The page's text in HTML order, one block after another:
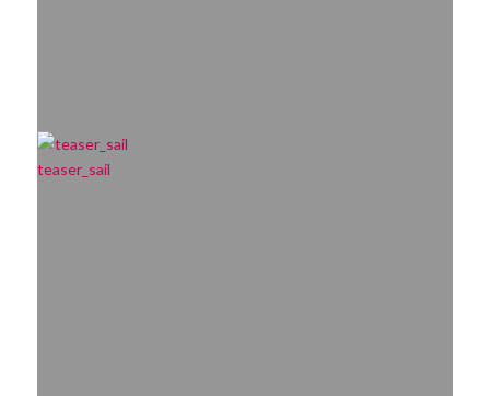
teaser_sail